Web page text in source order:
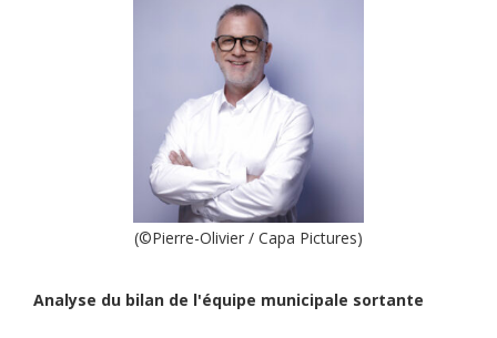
(©Pierre-Olivier / Capa Pictures)
Analyse du bilan de l'équipe municipale sortante